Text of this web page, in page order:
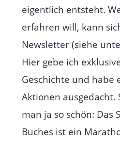
eigentlich entsteht.
erfahren will, kann
Newsletter (siehe
Hier gebe ich
Geschichte und habe
Aktionen ausgedacht.
man ja so schön: Das
Buches ist ein